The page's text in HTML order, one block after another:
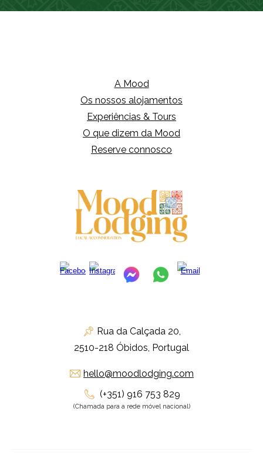
A Mood
Os nossos alojamentos
Experiências & Tours
O que dizem da Mood
Reserve connosco
📌 Rua da Calçada 20,
2510-218 Óbidos, Portugal
✉ hello@moodlodging.com
📞 (+351) 916 753 829
(Chamada para a rede móvel nacional)